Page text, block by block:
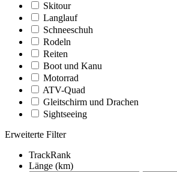
Skitour
Langlauf
Schneeschuh
Rodeln
Reiten
Boot und Kanu
Motorrad
ATV-Quad
Gleitschirm und Drachen
Sightseeing
Erweiterte Filter
TrackRank
Länge (km)